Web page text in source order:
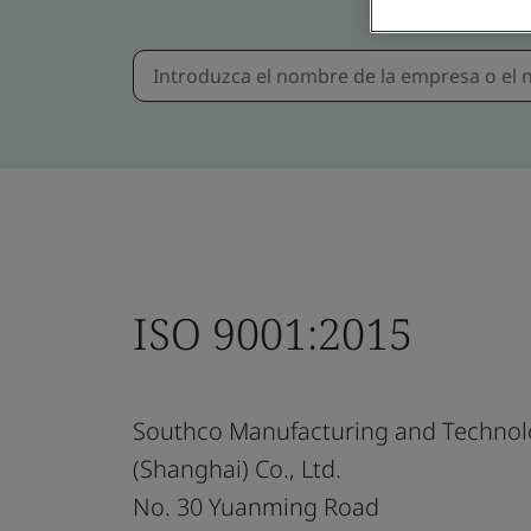
ISO 9001:2015
Southco Manufacturing and
(Shanghai) Co., Ltd.
No. 30 Yuanming Road